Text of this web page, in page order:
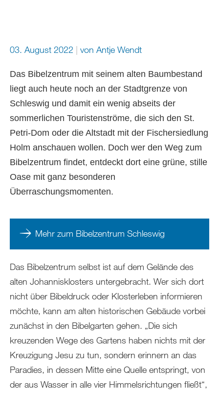
03. August 2022 vonAntje Wendt
Das Bibelzentrum mit seinem alten Baumbestand
liegt auch heute noch an der Stadtgrenze von
Schleswig und damit ein wenig abseits der
sommerlichen Touristenströme, die sich den St.
Petri-Dom oder die Altstadt mit der Fischersiedlung
Holm anschauen wollen. Doch wer den Weg zum
Bibelzentrum findet, entdeckt dort eine grüne, stille
Oase mit ganz besonderen
Überraschungsmomenten.
Mehr zum Bibelzentrum Schleswig
Das Bibelzentrum selbst ist auf dem Gelände des
alten Johannisklosters untergebracht. Wer sich dort
nicht über Bibeldruck oder Klosterleben informieren
möchte, kann am alten historischen Gebäude vorbei
zunächst in den Bibelgarten gehen. „Die sich
kreuzenden Wege des Gartens haben nichts mit der
Kreuzigung Jesu zu tun, sondern erinnern an das
Paradies, in dessen Mitte eine Quelle entspringt, von
der aus Wasser in alle vier Himmelsrichtungen fließt“,